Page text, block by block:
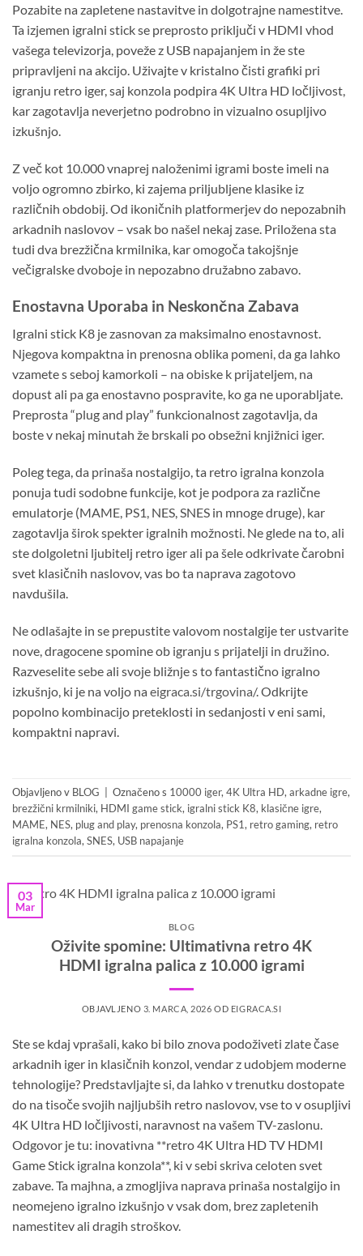
Pozabite na zapletene nastavitve in dolgotrajne namestitve.
Ta izjemen igralni stick se preprosto priključi v HDMI vhod
vašega televizorja, poveže z USB napajanjem in že ste
pripravljeni na akcijo. Uživajte v kristalno čisti grafiki pri
igranju retro iger, saj konzola podpira 4K Ultra HD ločljivost,
kar zagotavlja neverjetno podrobno in vizualno osupljivo
izkušnjo.
Z več kot 10.000 vnaprej naloženimi igrami boste imeli na
voljo ogromno zbirko, ki zajema priljubljene klasike iz
različnih obdobij. Od ikoničnih platformerjev do nepozabnih
arkadnih naslovov – vsak bo našel nekaj zase. Priložena sta
tudi dva brezžična krmilnika, kar omogoča takojšnje
večigralske dvoboje in nepozabno družabno zabavo.
Enostavna Uporaba in Neskončna Zabava
Igralni stick K8 je zasnovan za maksimalno enostavnost.
Njegova kompaktna in prenosna oblika pomeni, da ga lahko
vzamete s seboj kamorkoli – na obiske k prijateljem, na
dopust ali pa ga enostavno pospravite, ko ga ne uporabljate.
Preprosta “plug and play” funkcionalnost zagotavlja, da
boste v nekaj minutah že brskali po obsežni knjižnici iger.
Poleg tega, da prinaša nostalgijo, ta retro igralna konzola
ponuja tudi sodobne funkcije, kot je podpora za različne
emulatorje (MAME, PS1, NES, SNES in mnoge druge), kar
zagotavlja širok spekter igralnih možnosti. Ne glede na to, ali
ste dolgoletni ljubitelj retro iger ali pa šele odkrivate čarobni
svet klasičnih naslovov, vas bo ta naprava zagotovo
navdušila.
Ne odlašajte in se prepustite valovom nostalgije ter ustvarite
nove, dragocene spomine ob igranju s prijatelji in družino.
Razveselite sebe ali svoje bližnje s to fantastično igralno
izkušnjo, ki je na voljo na eigraca.si/trgovina/. Odkrijte
popolno kombinacijo preteklosti in sedanjosti v eni sami,
kompaktni napravi.
Objavljeno v BLOG Označeno s 10000 iger, 4K Ultra HD, arkadne igre,
brezžični krmilniki, HDMI game stick, igralni stick K8, klasične igre,
MAME, NES, plug and play, prenosna konzola, PS1, retro gaming, retro
igralna konzola, SNES, USB napajanje
03
Mar
BLOG
Oživite spomine: Ultimativna retro 4K
HDMI igralna palica z 10.000 igrami
OBJAVLJENO 3. MARCA, 2026 OD EIGRACA.SI
Ste se kdaj vprašali, kako bi bilo znova podoživeti zlate čase
arkadnih iger in klasičnih konzol, vendar z udobjem moderne
tehnologije? Predstavljajte si, da lahko v trenutku dostopate
do na tisoče svojih najljubših retro naslovov, vse to v osupljivi
4K Ultra HD ločljivosti, naravnost na vašem TV-zaslonu.
Odgovor je tu: inovativna **retro 4K Ultra HD TV HDMI
Game Stick igralna konzola**, ki v sebi skriva celoten svet
zabave. Ta majhna, a zmogljiva naprava prinaša nostalgijo in
neomejeno igralno izkušnjo v vsak dom, brez zapletenih
namestitev ali dragih stroškov.